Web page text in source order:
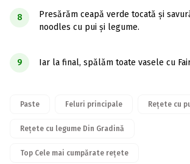
8
Presărăm ceapă verde tocată și
noodles cu pui și legume.
9 Iar la final, spălăm toate vasele cu
Paste Feluri principale Rețete cu
Rețete cu legume Din Gradină
Top Cele mai cumpărate rețete